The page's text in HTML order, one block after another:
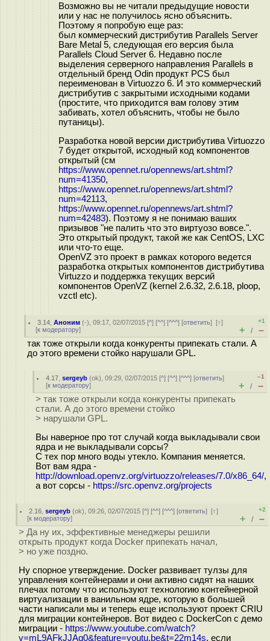
Возможно вы не читали предыдущие новости
или у нас не получилось ясно объяснить.
Поэтому я попробую еще раз:
был коммерческий дистрибутив Parallels Server
Bare Metal 5, следующая его версия была
Parallels Cloud Server 6. Недавно после
выделения серверного направления Parallels в
отдельный бренд Odin продукт PCS был
переименован в Virtuozzo 6. И это коммерческий
дистрибутив с закрытыми исходными кодами
(простите, что приходится вам голову этим
забивать, хотел объяснить, чтобы не было
путаницы).
Разработка новой версии дистрибутива Virtuozzo
7 будет открытой, исходный код компонентов
открытый (см
https://www.opennet.ru/opennews/art.shtml?
num=41350,
https://www.opennet.ru/opennews/art.shtml?
num=42113,
https://www.opennet.ru/opennews/art.shtml?
num=42483). Поэтому я не понимаю ваших
призывов "не палить что это виртуозо вовсе.".
Это открытый продукт, такой же как CentOS, LXC
или что-то еще.
OpenVZ это проект в рамках которого ведется
разработка открытых компонентов дистрибутива
Virtuzzo и поддержка текущих версий
компонентов OpenVZ (kernel 2.6.32, 2.6.18, ploop,
vzctl etc).
3.14 ,Аноним (-), 09:17, 02/07/2015 [^] [^^] [^^^] [ответить][↑]
[к модератору]
+1
+ / –
так тоже открыли когда конкуренты припекать стали. А
до этого времени стойко нарушали GPL.
4.17 ,sergeyb (ok), 09:29, 02/07/2015 [^] [^^] [^^^] [ответить]
[к модератору]
–1
+ / –
> так тоже открыли когда конкуренты припекать
стали. А до этого времени стойко
> нарушали GPL.
Вы наверное про тот случай когда выкладывали свои
ядра и не выкладывали сорсы?
С тех пор много воды утекло. Компания меняется.
Вот вам ядра -
http://download.openvz.org/virtuozzo/releases/7.0/x86_64/,
а вот сорсы - https://src.openvz.org/projects
2.16 ,sergeyb (ok), 09:26, 02/07/2015 [^] [^^] [^^^] [ответить][↑]
[к модератору]
+2
+ / –
> Да ну их, эффективные менеджеры решили
открыть продукт когда Docker припекать начал,
> но уже поздно.
Ну спорное утверждение. Docker развивает тулзы для
управления контейнерами и они активно сидят на наших
плечах потому что используют технологию контейнерной
виртуализации в ванильном ядре, которую в большей
части написали мы и теперь еще используют проект CRIU
для миграции контейнеров. Вот видео с DockerCon с демо
миграции - https://www.youtube.com/watch?
v=mL9AFkJJAq0&feature=youtu.be&t=22m14s, если